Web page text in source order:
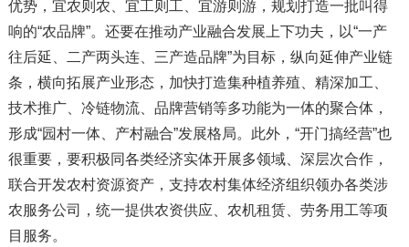
优势，宜农则农、宜工则工、宜游则游，规划打造一批叫得
响的“农品牌”。还要在推动产业融合发展上下功夫，以“一产
往后延、二产两头连、三产造品牌”为目标，纵向延伸产业链
条，横向拓展产业形态，加快打造集种植养殖、精深加工、
技术推广、冷链物流、品牌营销等多功能为一体的聚合体，
形成“园村一体、产村融合”发展格局。此外，“开门搞经营”也
很重要，要积极同各类经济实体开展多领域、深层次合作，
联合开发农村资源资产，支持农村集体经济组织领办各类涉
农服务公司，统一提供农资供应、农机租赁、劳务用工等项
目服务。